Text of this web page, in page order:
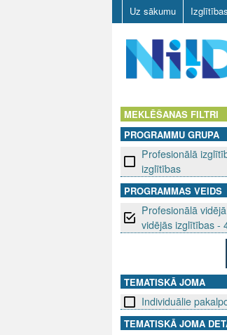
Uz sākumu
D
L
MEKLĒŠANAS FILTRI
PROGRAMMU GRUPA
Profesionālā
izglītības
PROGRAMMAS VEIDS
Profesionālā
vidējās izglītības -
TEMATISKĀ JOMA
Individuālie
TEMATISKĀ JOMA